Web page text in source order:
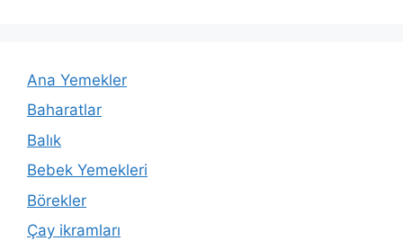
Ana Yemekler
Baharatlar
Balık
Bebek Yemekleri
Börekler
Çay ikramları